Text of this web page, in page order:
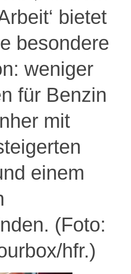
bietet
besondere
weniger
für Benzin
mit
einem
(Foto:
hfr.)